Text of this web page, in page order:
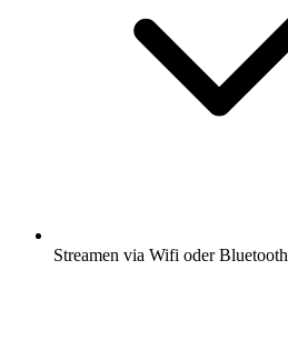
Streamen via Wifi oder Bluetooth